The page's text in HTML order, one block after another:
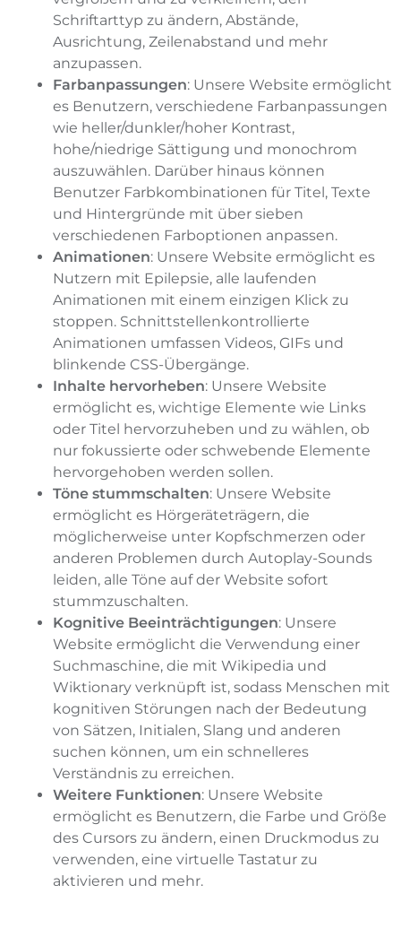
Schriftarttyp zu ändern, Abstände,
Ausrichtung, Zeilenabstand und mehr
anzupassen.
Farbanpassungen: Unsere Website ermöglicht
es Benutzern, verschiedene Farbanpassungen
wie heller/dunkler/hoher Kontrast,
hohe/niedrige Sättigung und monochrom
auszuwählen. Darüber hinaus können
Benutzer Farbkombinationen für Titel, Texte
und Hintergründe mit über sieben
verschiedenen Farboptionen anpassen.
Animationen: Unsere Website ermöglicht es
Nutzern mit Epilepsie, alle laufenden
Animationen mit einem einzigen Klick zu
stoppen. Schnittstellenkontrollierte
Animationen umfassen Videos, GIFs und
blinkende CSS-Übergänge.
Inhalte hervorheben: Unsere Website
ermöglicht es, wichtige Elemente wie Links
oder Titel hervorzuheben und zu wählen, ob
nur fokussierte oder schwebende Elemente
hervorgehoben werden sollen.
Töne stummschalten: Unsere Website
ermöglicht es Hörgeräteträgern, die
möglicherweise unter Kopfschmerzen oder
anderen Problemen durch Autoplay-Sounds
leiden, alle Töne auf der Website sofort
stummzuschalten.
Kognitive Beeinträchtigungen: Unsere
Website ermöglicht die Verwendung einer
Suchmaschine, die mit Wikipedia und
Wiktionary verknüpft ist, sodass Menschen mit
kognitiven Störungen nach der Bedeutung
von Sätzen, Initialen, Slang und anderen
suchen können, um ein schnelleres
Verständnis zu erreichen.
Weitere Funktionen: Unsere Website
ermöglicht es Benutzern, die Farbe und Größe
des Cursors zu ändern, einen Druckmodus zu
verwenden, eine virtuelle Tastatur zu
aktivieren und mehr.